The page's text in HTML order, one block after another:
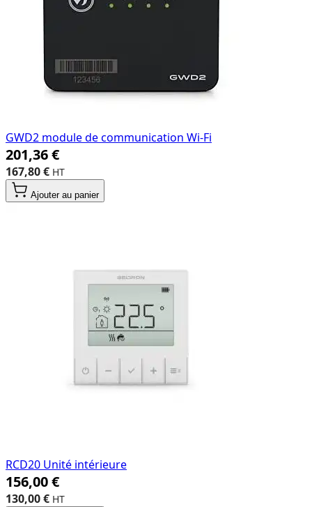
GWD2 module de communication Wi-Fi
201,36 €
167,80 €
Ajouter au panier
RCD20 Unité intérieure
156,00 €
130,00 €